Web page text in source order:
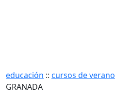
educación :: cursos de verano
GRANADA